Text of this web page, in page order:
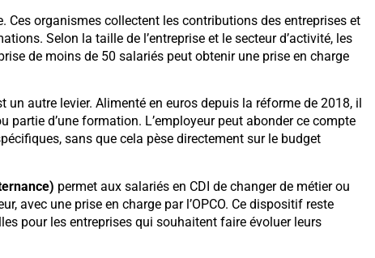
Ces organismes collectent les contributions des entreprises et
Selon la taille de l’entreprise et le secteur d’activité, les
de moins de 50 salariés peut obtenir une prise en charge
un autre levier. Alimenté en euros depuis la réforme de 2018, il
partie d’une formation. L’employeur peut abonder ce compte
sans que cela pèse directement sur le budget
permet aux salariés en CDI de changer de métier ou
avec une prise en charge par l’OPCO. Ce dispositif reste
pour les entreprises qui souhaitent faire évoluer leurs